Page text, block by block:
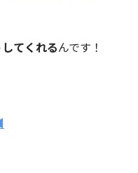
てくれるんです！